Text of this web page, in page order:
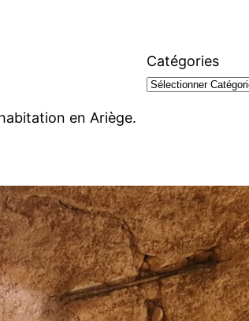
Catégories
en Ariège.